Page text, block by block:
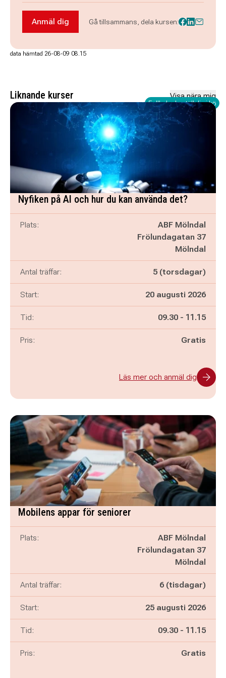
Anmäl dig till Fota och filma med mobilen
Anmäl dig Gå tillsammans, dela kursen:
data hämtad 26-08-09 08.15
Liknande kurser Visa nära mig
Fullbokad - ställ dig i kö
Nyfiken på AI och hur du kan använda det?
Plats:
ABF Mölndal
Frölundagatan 37
Mölndal
Antal träffar: 5 (torsdagar)
Start: 20 augusti 2026
Tid: Pågår mellan
09.30 - och
11.15
Pris: Gratis
Läs mer och anmäl dig
Mobilens appar för seniorer
Plats:
ABF Mölndal
Frölundagatan 37
Mölndal
Antal träffar: 6 (tisdagar)
Start: 25 augusti 2026
Tid: Pågår mellan
09.30 - och
11.15
Pris: Gratis